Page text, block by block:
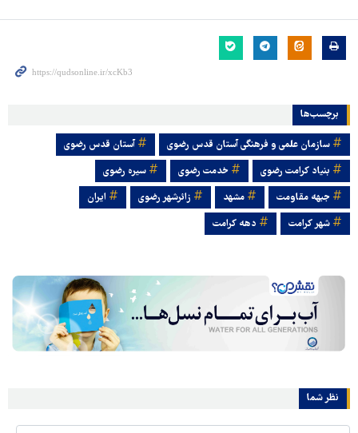
برچسب‌ها
سازمان علمی و فرهنگی آستان قدس رضوی
آستان قدس رضوی
بنیاد کرامت رضوی
خدمت رضوی
سیره رضوی
جبهه مقاومت
مشهد زائرشهر رضوی
ایران
شهر کرامت
دهه کرامت
نظر شما